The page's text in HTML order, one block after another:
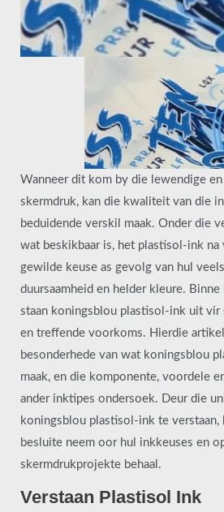
Wanneer dit kom by die lewendige
skermdruk, kan die kwaliteit van die
beduidende verskil maak. Onder die
wat beskikbaar is, het plastisol-ink na
gewilde keuse as gevolg van hul
duursaamheid en helder kleure.
staan koningsblou plastisol-ink uit vir
en treffende voorkoms. Hierdie
besonderhede van wat koningsblou
maak, en die komponente, voordele
ander inktipes ondersoek. Deur die
koningsblou plastisol-ink te verstaan,
besluite neem oor hul inkkeuses en
skermdrukprojekte behaal.
Verstaan Plastisol Ink